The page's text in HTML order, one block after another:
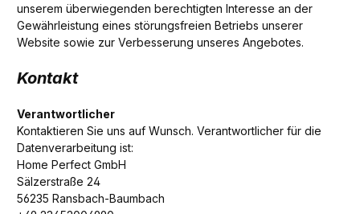
unserem überwiegenden berechtigten Interesse an der
Gewährleistung eines störungsfreien Betriebs unserer
Website sowie zur Verbesserung unseres Angebotes.
Kontakt
Verantwortlicher
Kontaktieren Sie uns auf Wunsch. Verantwortlicher für die
Datenverarbeitung ist:
Home Perfect GmbH
Sälzerstraße 24
56235 Ransbach-Baumbach